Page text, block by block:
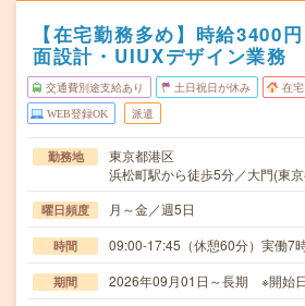
【在宅勤務多め】時給3400
面設計・UIUXデザイン業務
交通費別途支給あり 土日祝日が休み 在宅
WEB登録OK 派遣
勤務地
東京都港区
浜松町駅から徒歩5分／大門(東
曜日頻度 月～金／週5日
時間 09:00-17:45（休憩60分）実働7
期間 2026年09月01日～長期 ※開始